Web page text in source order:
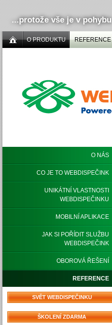
...protože vše je v pohybu
O PRODUKTU REFERENCE
O NÁS
CO JE TO WEBDISPEČINK
UNIKÁTNÍ VLASTNOSTI
WEBDISPEČINKU
MOBILNÍ APLIKACE
JAK SI POŘÍDIT SLUŽBU
WEBDISPEČINK
OBOROVÁ ŘEŠENÍ
REFERENCE
SVĚT WEBDISPEČINKU
ŠKOLENÍ ZDARMA